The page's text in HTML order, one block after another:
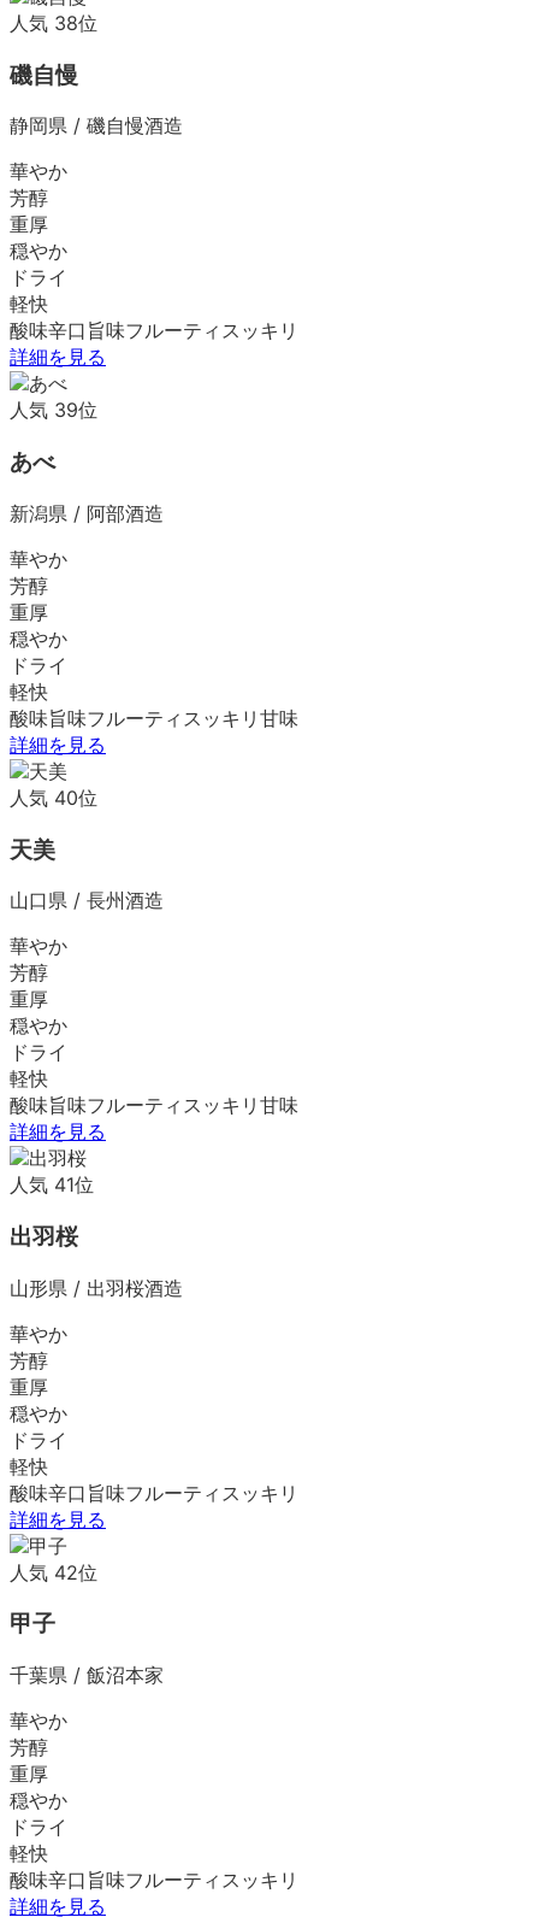
人気 38位
磯自慢
静岡県 / 磯自慢酒造
華やか
芳醇
重厚
穏やか
ドライ
軽快
酸味辛口 旨味フルーティ スッキリ
詳細を見る
人気 39位
あべ
新潟県 / 阿部酒造
華やか
芳醇
重厚
穏やか
ドライ
軽快
酸味旨味フルーティ スッキリ 甘味
詳細を見る
人気 40位
天美
山口県 / 長州酒造
華やか
芳醇
重厚
穏やか
ドライ
軽快
酸味旨味フルーティ スッキリ 甘味
詳細を見る
人気 41位
出羽桜
山形県 / 出羽桜酒造
華やか
芳醇
重厚
穏やか
ドライ
軽快
酸味辛口 旨味フルーティ スッキリ
詳細を見る
人気 42位
甲子
千葉県 / 飯沼本家
華やか
芳醇
重厚
穏やか
ドライ
軽快
酸味辛口 旨味フルーティ スッキリ
詳細を見る